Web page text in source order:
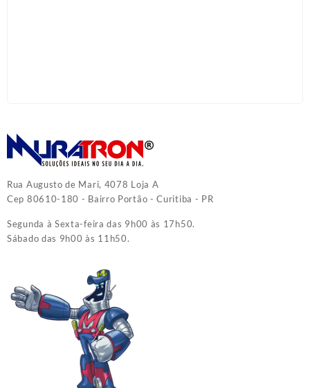
Rua Augusto de Mari, 4078 Loja A
Cep 80610-180 - Bairro Portão - Curitiba - PR
Segunda à Sexta-feira das 9h00 às 17h50.
Sábado das 9h00 às 11h50.